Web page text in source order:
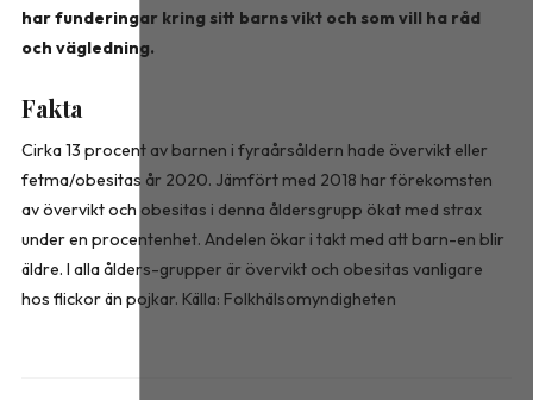
har funderingar kring sitt barns vikt och som vill ha råd
och vägledning.
Fakta
Cirka 13 procent av barnen i fyraårsåldern hade övervikt eller
fetma/obesitas år 2020. Jämfört med 2018 har förekomsten
av övervikt och obesitas i denna åldersgrupp ökat med strax
under en procentenhet. Andelen ökar i takt med att barn-en blir
äldre. I alla ålders-grupper är övervikt och obesitas vanligare
hos flickor än pojkar. Källa: Folkhälsomyndigheten